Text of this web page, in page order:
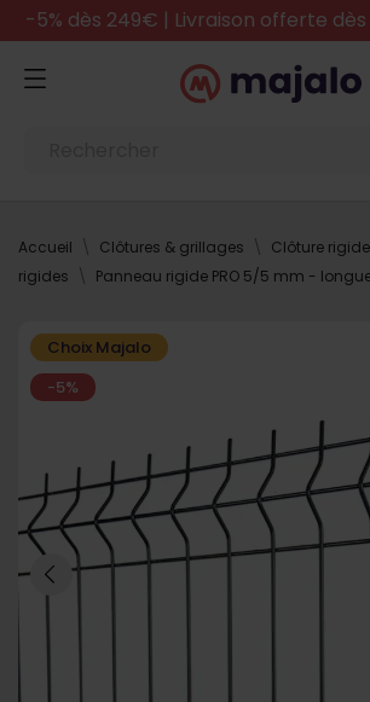
-5% dès 249€ | Livraison offerte
Accueil Clôtures & grillages Clôture rigide
rigides
Panneau rigide PRO 5/5 mm -
Choix Majalo
-5%